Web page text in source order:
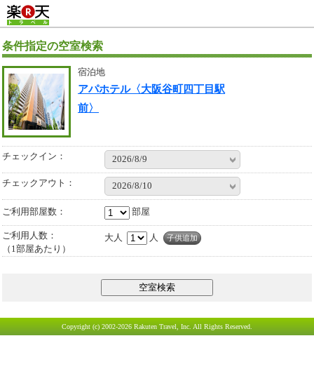
条件指定の空室検索
宿泊地
アパホテル〈大阪谷町四丁目駅
前〉
チェックイン： 2026/8/9
チェックアウト： 2026/8/10
ご利用部屋数 部屋
ご利用人数：
（1部屋あたり）
大人 人 子供追加
Copyright (c) 2002-2026 Rakuten Travel, Inc. All Rights Reserved.